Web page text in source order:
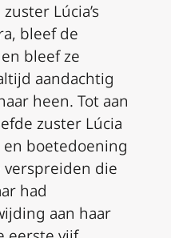
Lúcia’s
bleef de
bleef ze
aandachtig
heen. Tot aan
zuster Lúcia
boetedoening
verspreiden die
had
aan haar